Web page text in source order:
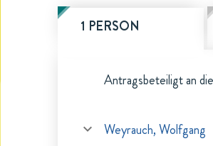
1 PERSON
Antragsbeteiligt an
Weyrauch, Wolfgang